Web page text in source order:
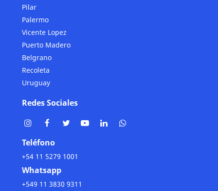
Pilar
Palermo
Vicente Lopez
Puerto Madero
Belgrano
Recoleta
Uruguay
Redes Sociales
Teléfono
+54 11 5279 1001
Whatsapp
+549 11 3830 9311